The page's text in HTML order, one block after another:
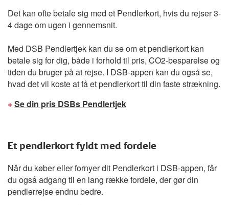
Det kan ofte betale sig med et Pendlerkort, hvis du rejser 3-
4 dage om ugen i gennemsnit.
Med DSB Pendlertjek kan du se om et pendlerkort kan
betale sig for dig, både i forhold til pris, CO2-besparelse og
tiden du bruger på at rejse. I DSB-appen kan du også se,
hvad det vil koste at få et pendlerkort til din faste strækning.
+Se din pris DSBs Pendlertjek
Et pendlerkort fyldt med fordele
Når du køber eller fornyer dit Pendlerkort i DSB-appen, får
du også adgang til en lang række fordele, der gør din
pendlerrejse endnu bedre.